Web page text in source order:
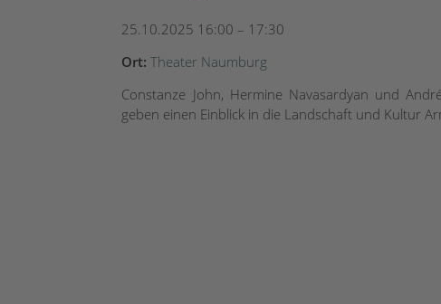
25.10.2025 16:00 – 17:30
Ort: Theater Naumburg
Constanze John, Hermine Navasardyan und
geben einen Einblick in die Landschaft und Kultur